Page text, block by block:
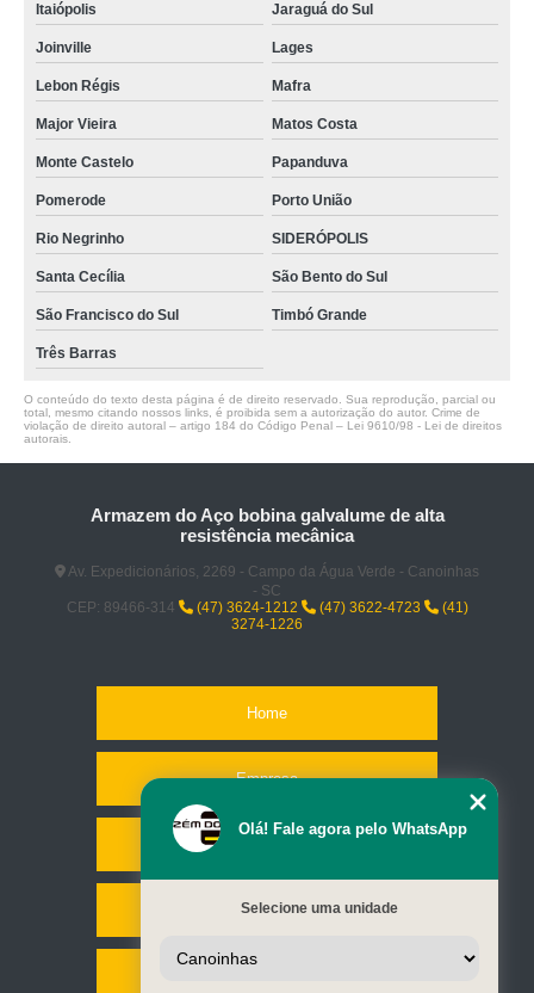
Itaiópolis Jaraguá do Sul
Joinville Lages
Lebon Régis Mafra
Major Vieira Matos Costa
Monte Castelo Papanduva
Pomerode Porto União
Rio Negrinho SIDERÓPOLIS
Santa Cecília São Bento do Sul
São Francisco do Sul Timbó Grande
Três Barras
O conteúdo do texto desta página é de direito reservado. Sua reprodução, parcial ou
total, mesmo citando nossos links, é proibida sem a autorização do autor. Crime de
violação de direito autoral – artigo 184 do Código Penal – Lei 9610/98 - Lei de direitos
autorais
Armazem do Aço bobina galvalume de alta
resistência mecânica
Av. Expedicionários, 2269 - Campo da Água Verde - Canoinhas
- SC
CEP: 89466-314
(47) 3624-1212 (47) 3622-4723
(41)
3274-1226
Home
Empresa
Serviços
Olá! Fale agora pelo WhatsApp
Selecione uma unidade